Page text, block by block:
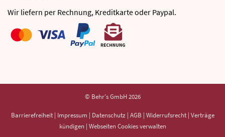
Wir liefern per Rechnung, Kreditkarte oder Paypal.
© Behr's GmbH 2026
Barrierefreiheit | Impressum | Datenschutz | AGB | Widerrufsrecht | Verträge
kündigen | Webseiten Cookies verwalten